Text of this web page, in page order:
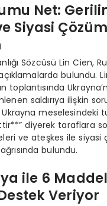
Net:
Siyasi
Sözcüsü Lin Cien,
bulundu.
toplantısında
saldırıya ilişkin
Ukrayna meselesindeki
diyerek taraflara
ve ateşkes ile siyasi
bulundu.
ile 6
Veriyor